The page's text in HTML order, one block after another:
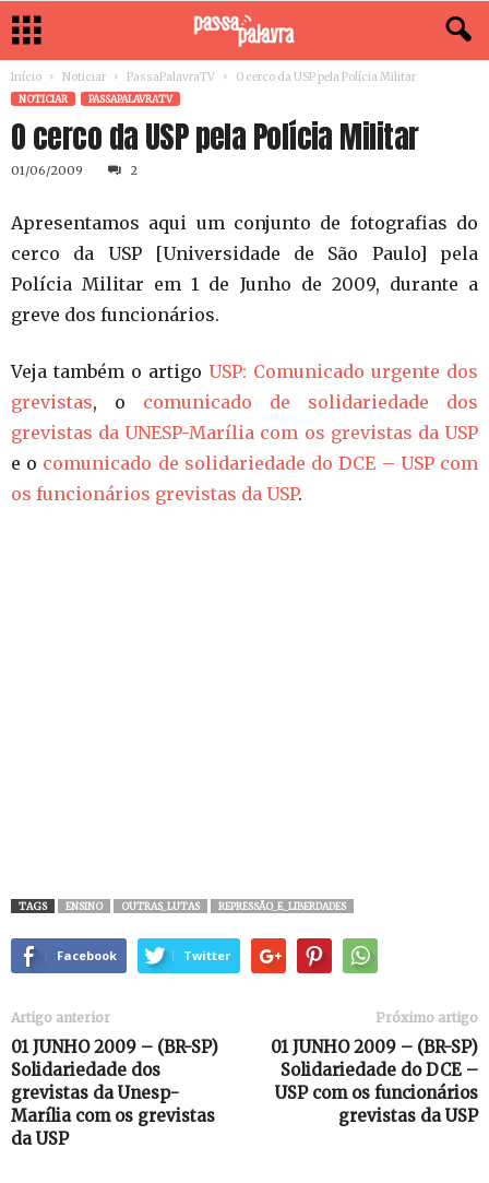
Início Noticiar PassaPalavraTV O cerco da USP pela Polícia Militar
NOTICIAR PASSAPALAVRATV
O cerco da USP pela Polícia Militar
01/06/2009 2
Apresentamos aqui um conjunto de fotografias do
cerco da USP [Universidade de São Paulo] pela
Polícia Militar em 1 de Junho de 2009, durante a
greve dos funcionários.
Veja também o artigo USP: Comunicado urgente dos
grevistas, o comunicado de solidariedade dos
grevistas da UNESP-Marília com os grevistas da USP
e o comunicado de solidariedade do DCE – USP com
os funcionários grevistas da USP.
TAGS ENSINO OUTRAS_LUTAS REPRESSÃO_E_LIBERDADES
Facebook Twitter
Artigo anterior
01 JUNHO 2009 – (BR-SP)
Solidariedade dos
grevistas da Unesp-
Marília com os grevistas
da USP
Próximo artigo
01 JUNHO 2009 – (BR-SP)
Solidariedade do DCE –
USP com os funcionários
grevistas da USP